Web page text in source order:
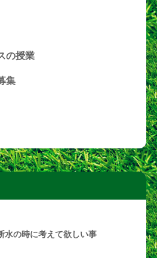
の授業
集
水の時に考えて欲しい事